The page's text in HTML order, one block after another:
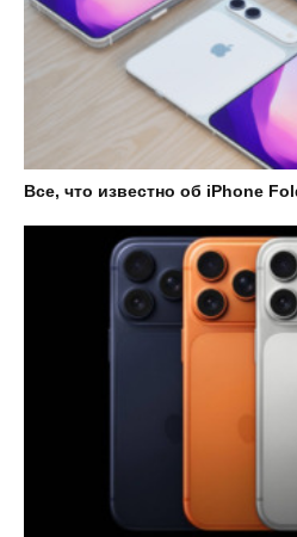
Все, что известно об iPhone